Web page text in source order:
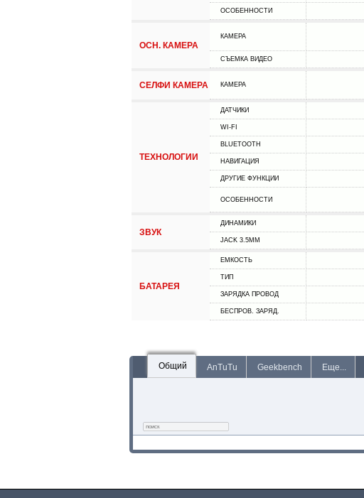
ОСОБЕННОСТИ
ОСН. КАМЕРА
КАМЕРА
СЪЕМКА ВИДЕО
СЕЛФИ КАМЕРА КАМЕРА
ТЕХНОЛОГИИ
ДАТЧИКИ
WI-FI
BLUETOOTH
НАВИГАЦИЯ
ДРУГИЕ ФУНКЦИИ
ОСОБЕННОСТИ
ЗВУК
ДИНАМИКИ
JACK 3.5MM
БАТАРЕЯ
ЕМКОСТЬ
ТИП
ЗАРЯДКА ПРОВОД
БЕСПРОВ. ЗАРЯД.
Общий AnTuTu Geekbench Еще...